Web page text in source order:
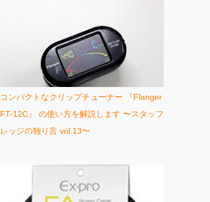
コンパクトなクリップチューナー 『Flanger
FT-12C』 の使い方を解説します 〜スタッフ
レッジの独り言 vol.13〜